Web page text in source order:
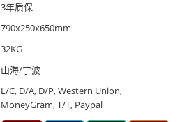
3年质保
790x250x650mm
32KG
山海/宁波
L/C, D/A, D/P, Western Union,
MoneyGram, T/T, Paypal